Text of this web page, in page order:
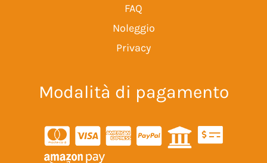
FAQ
Noleggio
Privacy
Modalità di pagamento